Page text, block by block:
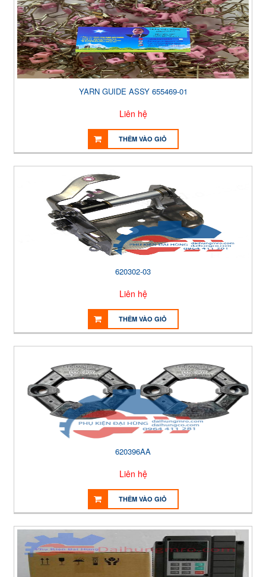
YARN GUIDE ASSY 655469-01
Liên hệ
THÊM VÀO GIỎ
620302-03
Liên hệ
THÊM VÀO GIỎ
620396AA
Liên hệ
THÊM VÀO GIỎ